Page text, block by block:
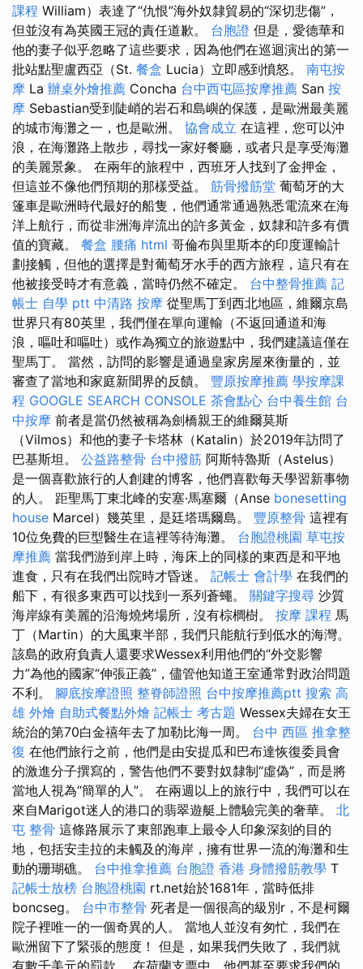
課程 William）表達了“仇恨”海外奴隸貿易的“深切悲傷”，
但並沒有為英國王冠的責任道歉。 台胞證 但是，愛德華和
他的妻子似乎忽略了這些要求，因為他們在巡迴演出的第一
批站點聖盧西亞（St. 餐盒 Lucia）立即感到憤怒。 南屯按
摩 La 辦桌外燴推薦 Concha 台中西屯區按摩推薦 San 按
摩 Sebastian受到陡峭的岩石和島嶼的保護，是歐洲最美麗
的城市海灘之一，也是歐洲。 協會成立 在這裡，您可以沖
浪，在海灘路上散步，尋找一家好餐廳，或者只是享受海灘
的美麗景象。 在兩年的旅程中，西班牙人找到了金押金，
但這並不像他們預期的那樣受益。 筋骨撥筋堂 葡萄牙的大
篷車是歐洲時代最好的船隻，他們通常通過熟悉電流來在海
洋上航行，而從非洲海岸流出的許多黃金，奴隸和許多有價
值的寶藏。 餐盒 腰痛 html 哥倫布與里斯本的印度運輸計
劃接觸，但他的選擇是對葡萄牙水手的西方旅程，這只有在
他被接受時才有意義，當時仍然不確定。 台中整骨推薦 記
帳士 自學 ptt 中清路 按摩 從聖馬丁到西北地區，維爾京島
世界只有80英里，我們僅在單向運輸（不返回通道和海
浪，嘔吐和嘔吐）或作為獨立的旅遊點中，我們建議這僅在
聖馬丁。 當然，訪問的影響是通過皇家房屋來衡量的，並
審查了當地和家庭新聞界的反饋。 豐原按摩推薦 學按摩課
程 GOOGLE SEARCH CONSOLE 茶會點心 台中養生館 台
中按摩 前者是當仍然被稱為劍橋親王的維爾莫斯
（Vilmos）和他的妻子卡塔林（Katalin）於2019年訪問了
巴基斯坦。 公益路整骨 台中撥筋 阿斯特魯斯（Astelus）
是一個喜歡旅行的人創建的博客，他們喜歡每天學習新事物
的人。 距聖馬丁東北峰的安塞·馬塞爾（Anse bonesetting
house Marcel）幾英里，是廷塔瑪爾島。 豐原整骨 這裡有
10位免費的巨型醫生在這裡等待海灘。 台胞證桃園 草屯按
摩推薦 當我們游到岸上時，海床上的同樣的東西是和平地
進食，只有在我們出院時才昏迷。 記帳士 會計學 在我們的
船下，有很多東西可以找到一系列蒼蠅。 關鍵字搜尋 沙質
海岸線有美麗的沿海燒烤場所，沒有棕櫚樹。 按摩 課程 馬
丁（Martin）的大風東半部，我們只能航行到低水的海灣。
該島的政府負責人還要求Wessex利用他們的“外交影響
力”為他的國家“伸張正義”，儘管他知道王室通常對政治問題
不利。 腳底按摩證照 整脊師證照 台中按摩推薦ptt 搜索 高
雄 外燴 自助式餐點外燴 記帳士 考古題 Wessex夫婦在女王
統治的第70白金禧年去了加勒比海一周。 台中 西區 推拿整
復 在他們旅行之前，他們是由安提瓜和巴布達恢復委員會
的激進分子撰寫的，警告他們不要對奴隸制“虛偽”，而是將
當地人視為“簡單的人”。 在兩週以上的旅行中，我們可以在
來自Marigot迷人的港口的翡翠遊艇上體驗完美的奢華。 北
屯 整骨 這條路展示了東部跑車上最令人印象深刻的目的
地，包括安圭拉的未觸及的海岸，擁有世界一流的海灘和生
動的珊瑚礁。 台中推拿推薦 台胞證 香港 身體撥筋教學 T
記帳士放榜 台胞證桃園 rt.net始於1681年，當時低排
boncseg。 台中市整骨 死者是一個很高的級別r，不是柯爾
院子裡唯一的一個奇異的人。 當地人並沒有匆忙，我們在
歐洲留下了緊張的態度！ 但是，如果我們失敗了，我們就
有數千美元的罰款。 在荷蘭支票中，他們甚至要求我們的